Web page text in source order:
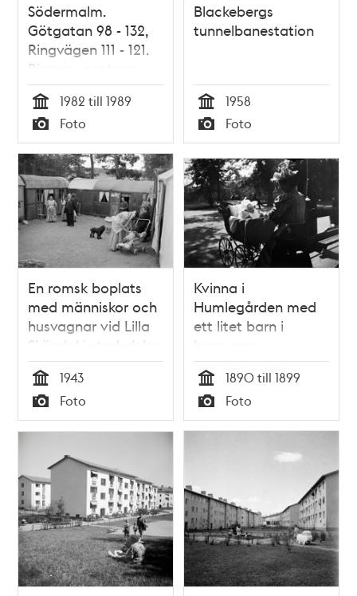
Södermalm.
Götgatan 98 - 132,
Ringvägen 111 - 121.
Ringens centrum.
Interiör. Människor
som besöker
servering.
Tid
1982 till 1989
Typ
Foto
Blackebergs
tunnelbanestation
Tid
1958
Typ
Foto
En romsk boplats
med människor och
husvagnar vid Lilla
Sköndal i stadsdelen
Gubbängen
Tid
1943
Typ
Foto
Kvinna i
Humlegården med
ett litet barn i
barnvagn.
Tid
1890 till 1899
Typ
Foto